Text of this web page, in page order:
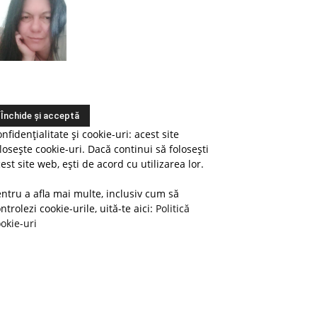
și cookie-uri: acest site
cookie-uri. Dacă continui să folosești
site web, ești de acord cu utilizarea lor.
a afla mai multe, inclusiv cum să
cookie-urile, uită-te aici: Politică
uri